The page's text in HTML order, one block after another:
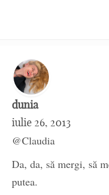
dunia
iulie 26, 2013
@Claudia
Da, da, să mergi, să
putea.